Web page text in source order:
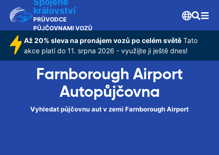
království
PRŮVODCE
PŮJČOVNAMI VOZŮ
Až 20% sleva na pronájem vozů po celém světě Tato
akce platí do 11. srpna 2026 - využijte ji ještě dnes!
Farnborough Airport
Autopůjčovna
Vyhledat půjčovnu aut v zemi Farnborough Airport